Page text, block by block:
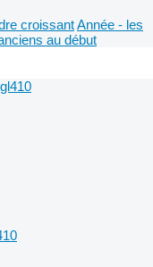
croissantAnnée - les
au début